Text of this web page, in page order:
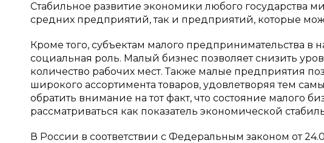
Стабильное развитие экономики любого государства
средних предприятий, так и предприятий, которые
Кроме того, субъектам малого предпринимательства в
социальная роль. Малый бизнес позволяет снизить
количество рабочих мест. Также малые предприятия
широкого ассортимента товаров, удовлетворяя тем
обратить внимание на тот факт, что состояние малого
рассматриваться как показатель экономической
В России в соответствии с Федеральным законом от